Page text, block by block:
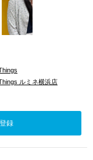
ルミネ横浜店
録